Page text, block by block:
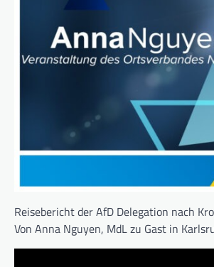
Reisebericht der AfD Delegation nach
Von Anna Nguyen, MdL zu Gast in